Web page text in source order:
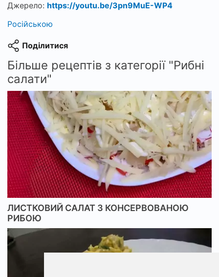
Джерело: https://youtu.be/3pn9MuE-WP4
Російською
Поділитися
Більше рецептів з категорії "Рибні
салати"
ЛИСТКОВИЙ САЛАТ З КОНСЕРВОВАНОЮ
РИБОЮ